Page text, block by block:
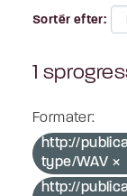
Sortér efter
1
Formater:
http://
type/WAV
http://